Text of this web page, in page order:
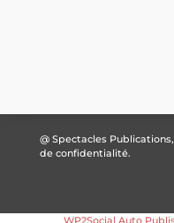
@ Spectacles Publications,
de confidentialité.
WP2Social Auto